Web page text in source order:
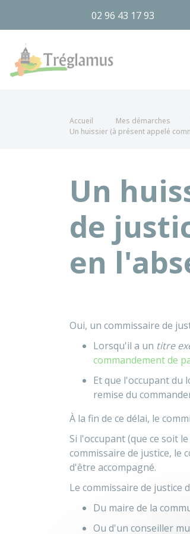
02 96 43 17 93
Accueil Mes démarches
Un huissier (à présent appelé
Un
de
en
Oui, un commissaire de
Lorsqu'il a un titre
commandement de
Et que l'occupant du
remise du
À la fin de ce délai, le
Si l'occupant (que ce soit le
commissaire de justice, le
d'être accompagné.
Le commissaire de justice
Du maire de la
Ou d'un conseiller